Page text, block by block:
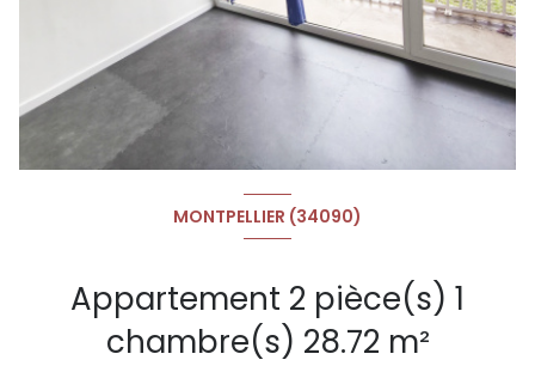
MONTPELLIER (34090)
Appartement 2 pièce(s) 1
chambre(s) 28.72 m²